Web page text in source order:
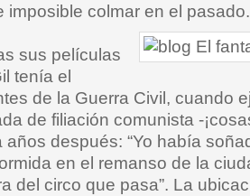
imposible colmar en el pasado.
sus películas
tenía el
de la Guerra Civil, cuando
de filiación comunista -
años después: “Yo había
en el remanso de la
del circo que pasa”. La